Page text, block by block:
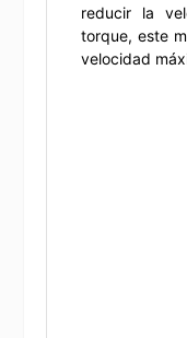
reducir la
torque, este
velocidad